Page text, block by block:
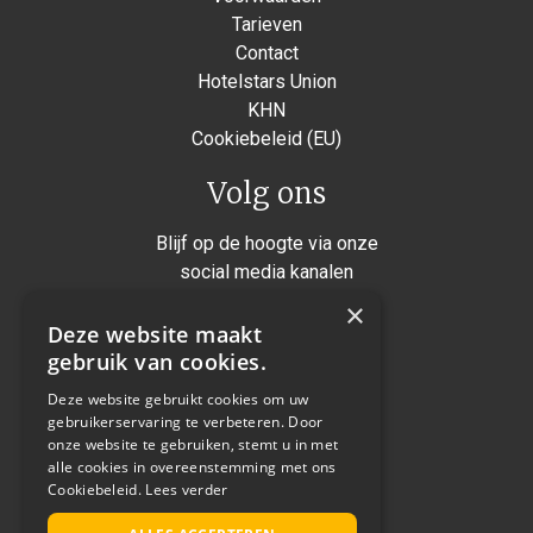
Tarieven
Contact
Hotelstars Union
KHN
Cookiebeleid (EU)
Volg ons
Blijf op de hoogte via onze
social media kanalen
Instagram
Facebook
Linkedin
Realisatie: Not a number
×
Deze website maakt
gebruik van cookies.
Deze website gebruikt cookies om uw
gebruikerservaring te verbeteren. Door
onze website te gebruiken, stemt u in met
alle cookies in overeenstemming met ons
Cookiebeleid. Lees verder